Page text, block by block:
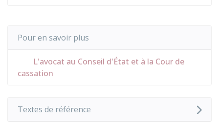
Pour en savoir plus
L'avocat au Conseil d'État et à la Cour de
cassation
Textes de référence